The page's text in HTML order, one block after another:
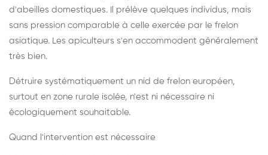
d'abeilles domestiques. Il prélève quelques individus, mais
sans pression comparable à celle exercée par le frelon
asiatique. Les apiculteurs s'en accommodent généralement
très bien.
Détruire systématiquement un nid de frelon européen,
surtout en zone rurale isolée, n'est ni nécessaire ni
écologiquement souhaitable.
Quand l'intervention est nécessaire